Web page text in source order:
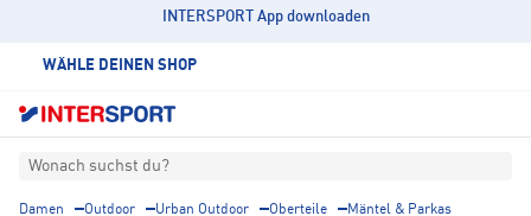
INTERSPORT App downloaden
WÄHLE DEINEN SHOP
Wonach suchst du?
Damen Outdoor Urban Outdoor Oberteile Mäntel & Parkas